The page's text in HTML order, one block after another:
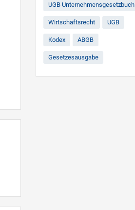
UGB Unternehmensgesetzbuch
Wirtschaftsrecht UGB
Kodex ABGB
Gesetzesausgabe